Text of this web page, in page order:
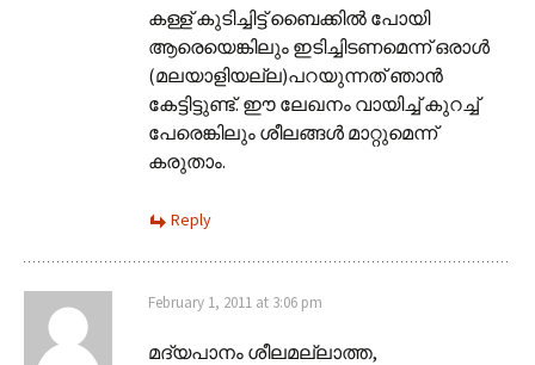
കള്ള് കുടിച്ചിട്ട് ബൈക്കില്‍ പോയി
ആരെയെങ്കിലും ഇടിച്ചിടണമെന്ന് ഒരാള്‍
(മലയാളിയല്ല)പറയുന്നത് ഞാന്‍
കേട്ടിട്ടുണ്ട്. ഈ ലേഖനം വായിച്ച് കുറച്ച്
പേരെങ്കിലും ശീലങ്ങള്‍ മാറ്റുമെന്ന്
കരുതാം.
Reply
February 1, 2011 at 3:06 pm
മദ്യപാനം ശീലമല്ലാത്ത,